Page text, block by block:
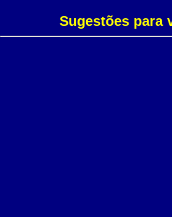
Sugestões para